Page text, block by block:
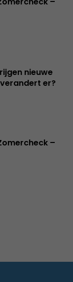
nieuwe
er?
–